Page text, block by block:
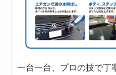
一台一台、プロの技で丁